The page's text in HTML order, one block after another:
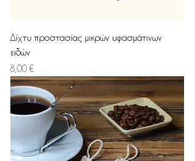
Δίχτυ προστασίας μικρών υφασμάτινων
ειδών
Τιμή
8,00 €